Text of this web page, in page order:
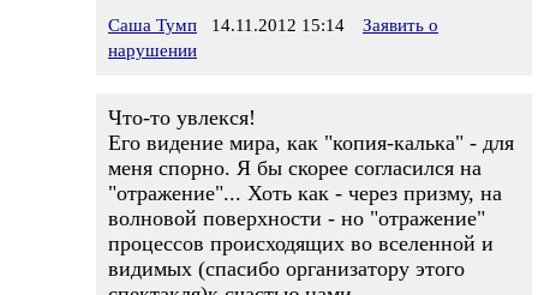
Саша Тумп 14.11.2012 15:14
Заявить о
нарушении
Что-то увлекся!
Его видение мира, как "копия-калька" - для
меня спорно. Я бы скорее согласился на
"отражение"... Хоть как - через призму, на
волновой поверхности - но "отражение"
процессов происходящих во вселенной и
видимых (спасибо организатору этого